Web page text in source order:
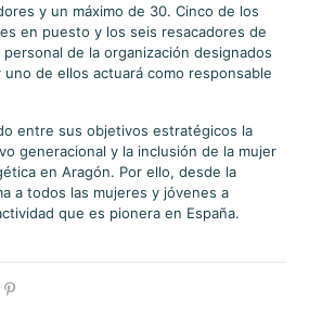
y un máximo de 30. Cinco de los
en puesto y los seis resacadores de
de la organización designados
uno de ellos actuará como responsable
entre sus objetivos estratégicos la
generacional y la inclusión de la mujer
en Aragón. Por ello, desde la
a todos las mujeres y jóvenes a
que es pionera en España.